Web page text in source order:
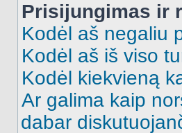
Prisijungimas ir
Kodėl aš negaliu
Kodėl aš iš viso
Kodėl kiekvieną
Ar galima kaip
dabar